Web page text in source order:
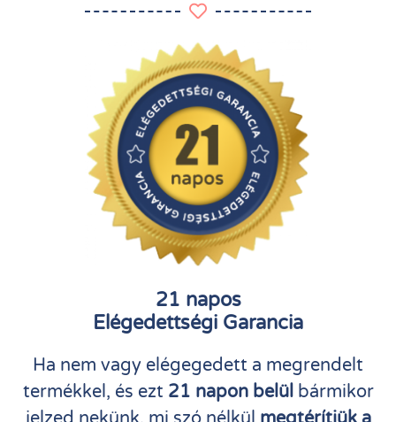
21 napos
Elégedettségi Garancia
Ha nem vagy elégegedett a megrendelt
termékkel, és ezt 21 napon belülbármikor